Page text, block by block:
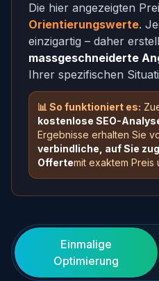
Die hier angezeigten
Orientierungswerte.
einzigartig – daher
massgeschneiderte
Ihrer spezifischen
📊 So funktioniert es:
kostenlose SEO-
Ergebnisse erhalten Sie
verbindliche, auf Sie
Offertemit exaktem Preis
Einmalige
Optimierung